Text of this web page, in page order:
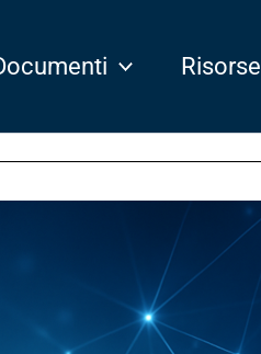
Risorse